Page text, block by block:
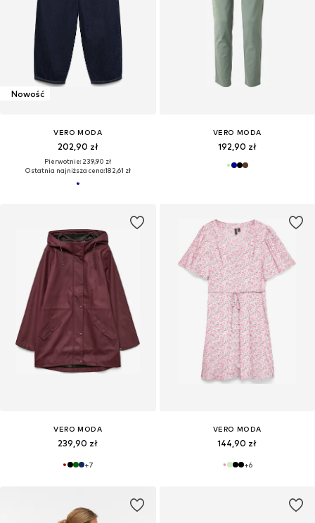
Nowość
VERO MODA
202,90 zł
Pierwotnie: 239,90 zł
Ostatnia najniższa cena:182,61 zł
VERO MODA
192,90 zł
VERO MODA
239,90 zł
+7
VERO MODA
144,90 zł
+6